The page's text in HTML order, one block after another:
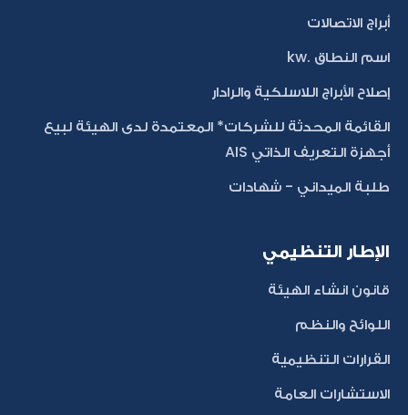
أبراج الاتصالات
اسم النطاق .kw
إصلاح الأبراج اللاسلكية والرادار
القائمة المحدثة للشركات* المعتمدة لدى الهيئة لبيع
أجهزة التعريف الذاتي AIS
طلبة الميداني - شهادات
الإطار التنظيمي
قانون انشاء الهيئة
اللوائح والنظم
القرارات التنظيمية
الاستشارات العامة